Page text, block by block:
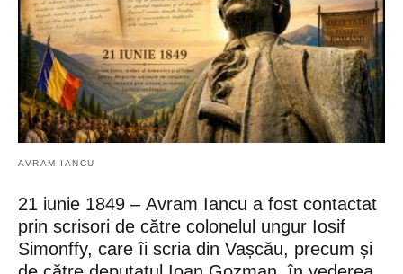
AVRAM IANCU
21 iunie 1849 – Avram Iancu a fost contactat
prin scrisori de către colonelul ungur Iosif
Simonffy, care îi scria din Vașcău, precum și